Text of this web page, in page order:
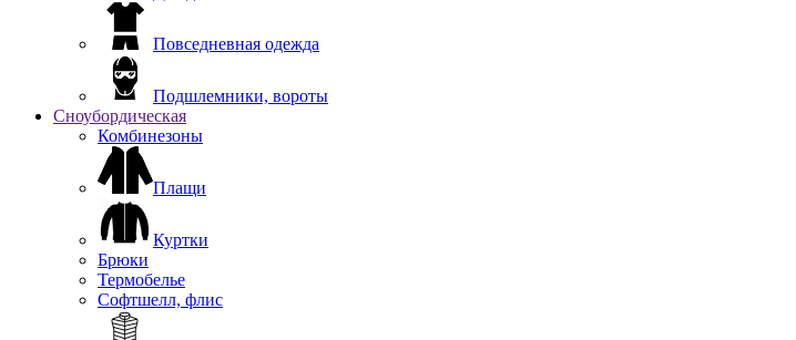
Повседневная одежда
Подшлемники, вороты
Сноубордическая
Комбинезоны
Плащи
Куртки
Брюки
Термобелье
Софтшелл, флис